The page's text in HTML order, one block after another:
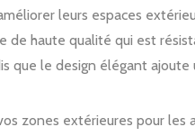
leurs espaces
de haute qualité qui est
le design élégant
zones extérieures pour les